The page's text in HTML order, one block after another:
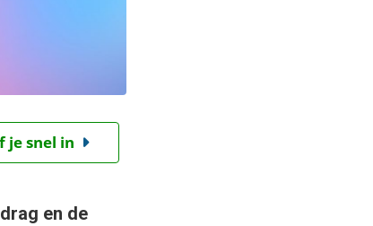
je snel in
en de